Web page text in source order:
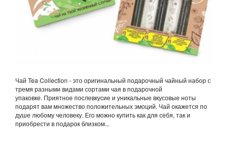
Чай Tea Collection - это оригинальный подарочный чайный набор с
тремя разными видами сортами чая в подарочной
упаковке. Приятное послевкусие и уникальные вкусовые ноты
подарят вам множество положительных эмоций. Чай окажется по
душе любому человеку. Его можно купить как для себя, так и
приобрести в подарок близком...